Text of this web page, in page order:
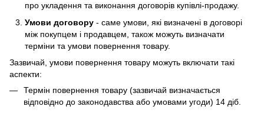
про укладення та виконання договорів купівлі-продажу.
Умови договору - саме умови, які визначені в договорі
між покупцем і продавцем, також можуть визначати
терміни та умови повернення товару.
Зазвичай, умови повернення товару можуть включати такі
аспекти:
Термін повернення товару (зазвичай визначається
відповідно до законодавства або умовами угоди) 14 діб.